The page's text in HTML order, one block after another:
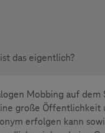
das eigentlich?
Mobbing auf
große
erfolgen kann